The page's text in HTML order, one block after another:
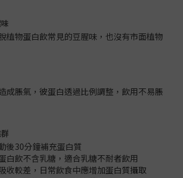
植物蛋白飲常見的豆腥味，也沒有市面植物
成脹氣，彼蛋白透過比例調整，飲用不易脹
後30分鐘補充蛋白質
白飲不含乳糖，適合乳糖不耐者飲用
收較差，日常飲食中應增加蛋白質攝取